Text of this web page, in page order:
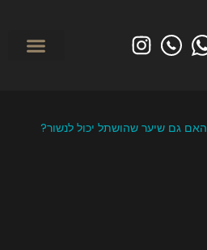
האם גם שיער שהושתל יכול לנשור?